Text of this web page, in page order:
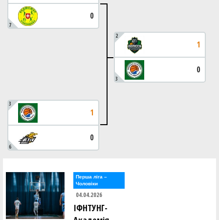
2
1
3
0
7
0
3
1
6
0
Перша лiга –
Чоловiки
04.04.2026
ІФНТУНГ-